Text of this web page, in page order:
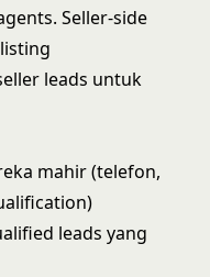
Seller-side
leads untuk
mahir (telefon,
leads yang